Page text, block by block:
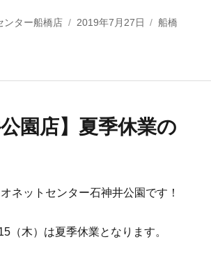
ンター船橋店
投
2019年7月27日
カ
船橋
公園店】夏季休業の
ネットセンター石神井公園です！
（木）は夏季休業となります。